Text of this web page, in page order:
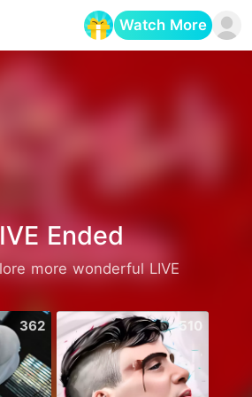
Watch More
Ended
more wonderful LIVE
362 510